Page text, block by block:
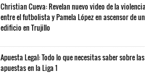
Christian Cueva: Revelan nuevo video de la
entre el futbolista y Pamela López en ascensor de un
edificio en Trujillo
Apuesta Legal: Todo lo que necesitas saber sobre las
apuestas en la Liga 1